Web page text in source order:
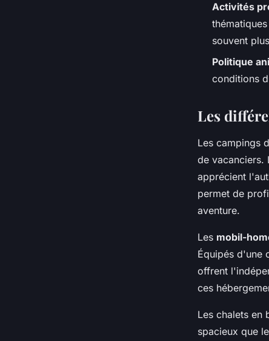
Activités
souvent
Politique
conditions
Les
Les campings
de vacanciers.
apprécient
permet de
aventure.
Les mobil-
Équipés d'une
offrent
ces
Les chalets en
spacieux que